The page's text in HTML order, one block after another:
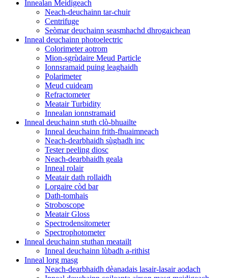
Innealan Meidigeach
Neach-deuchainn tar-chuir
Centrifuge
Seòmar deuchainn seasmhachd dhrogaichean
Inneal deuchainn photoelectric
Colorimeter aotrom
Mion-sgrùdaire Meud Particle
Ionnsramaid puing leaghaidh
Polarimeter
Meud cuideam
Refractometer
Meatair Turbidity
Innealan ionnstramaid
Inneal deuchainn stuth clò-bhuailte
Inneal deuchainn frith-fhuaimneach
Neach-dearbhaidh sùghadh inc
Tester peeling diosc
Neach-dearbhaidh geala
Inneal rolair
Meatair dath rollaidh
Lorgaire còd bar
Dath-tomhais
Stroboscope
Meatair Gloss
Spectrodensitometer
Spectrophotometer
Inneal deuchainn stuthan meatailt
Inneal deuchainn lùbadh a-rithist
Inneal lorg masg
Neach-dearbhaidh dèanadais lasair-lasair aodach